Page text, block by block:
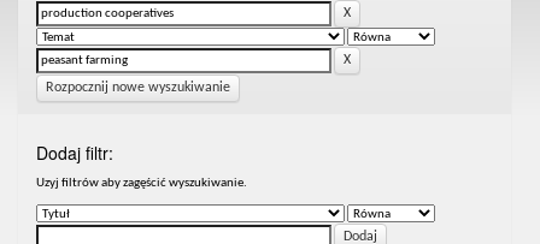
Rozpocznij nowe wyszukiwanie
Dodaj filtr:
Uzyj filtrów aby zagęścić wyszukiwanie.